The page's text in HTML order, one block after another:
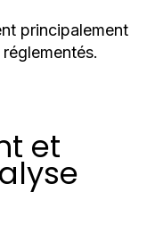
principalement
et